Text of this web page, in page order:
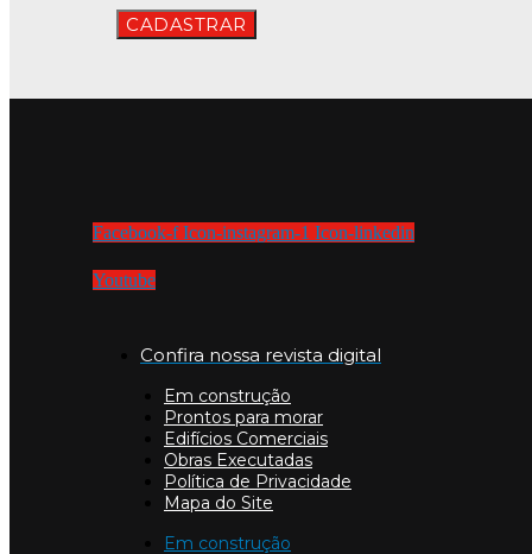
CADASTRAR
Facebook-f Icon-instagram-1 Icon-linkedin
Youtube
Confira nossa revista digital
Em construção
Prontos para morar
Edifícios Comerciais
Obras Executadas
Política de Privacidade
Mapa do Site
Em construção